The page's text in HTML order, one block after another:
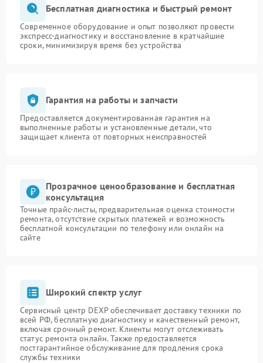
Бесплатная диагностика и быстрый ремонт
Современное оборудование и опыт позволяют провести
экспресс-диагностику и восстановление в кратчайшие
сроки, минимизируя время без устройства
Гарантия на работы и запчасти
Предоставляется документированная гарантия на
выполненные работы и установленные детали, что
защищает клиента от повторных неисправностей
Прозрачное ценообразование и бесплатная
консультация
Точные прайс-листы, предварительная оценка стоимости
ремонта, отсутствие скрытых платежей и возможность
бесплатной консультации по телефону или онлайн на
сайте
Широкий спектр услуг
Сервисный центр DEXP обеспечивает доставку техники по
всей РФ, бесплатную диагностику и качественный ремонт,
включая срочный ремонт. Клиенты могут отслеживать
статус ремонта онлайн. Также предоставляется
постгарантийное обслуживание для продления срока
службы техники